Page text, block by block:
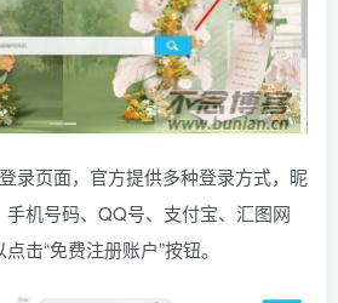
录页面，官方提供多种登录方式，昵
机号码、QQ号、支付宝、汇图网
击“免费注册账户”按钮。